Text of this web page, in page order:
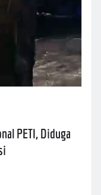
PETI, Diduga